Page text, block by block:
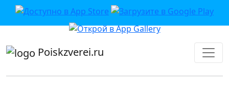
приложении или в VK">
Poiskzverei.ru